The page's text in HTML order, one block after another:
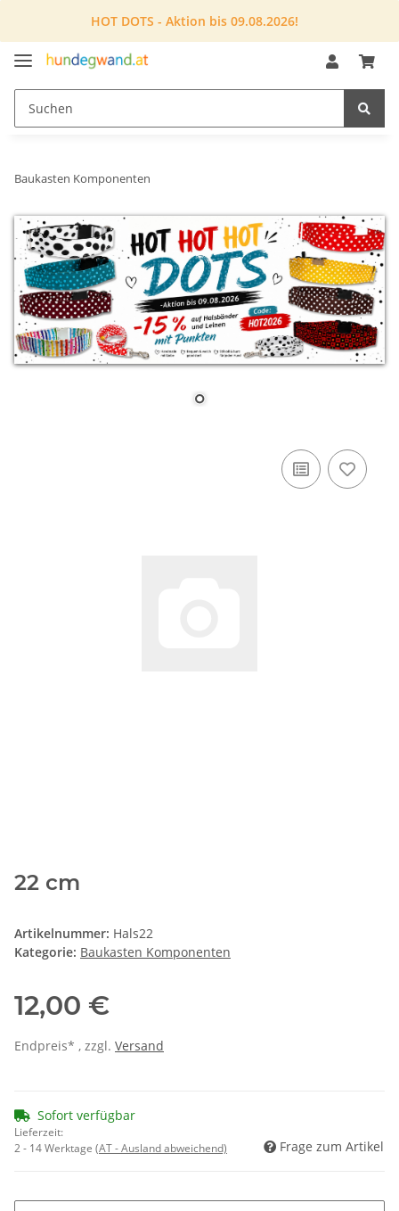
HOT DOTS - Aktion bis 09.08.2026!
Baukasten Komponenten
22 cm
Artikelnummer: Hals22
Kategorie: Baukasten Komponenten
12,00 €
Endpreis* , zzgl. Versand
Sofort verfügbar
Lieferzeit:
2 - 14 Werktage (AT - Ausland abweichend) Frage zum Artikel